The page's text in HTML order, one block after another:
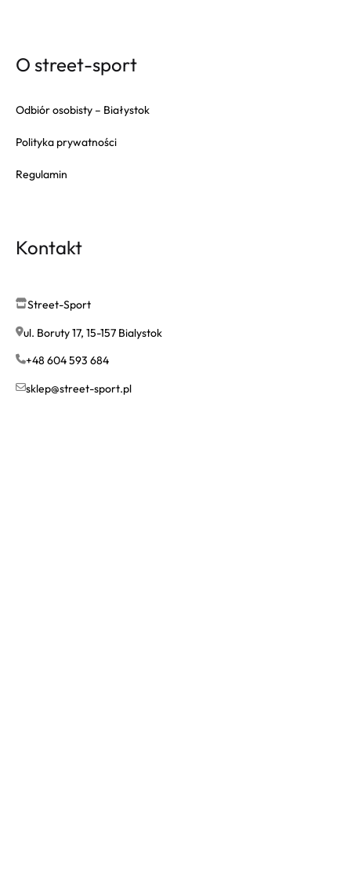
O street-sport
Odbiór osobisty – Białystok
Polityka prywatności
Regulamin
Kontakt
Street-Sport
ul. Boruty 17, 15-157 Bialystok
+48 604 593 684
sklep@street-sport.pl